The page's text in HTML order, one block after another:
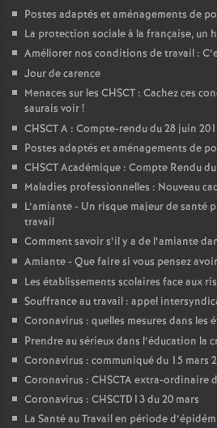
Postes adaptés et aménagements de
La protection sociale à la française, un
Améliorer nos conditions de travail :
Jour de carence
Menaces sur les CHSCT : Cachez ces
saurais voir!
CHSCT A : Compte-rendu du 28 juin
Postes adaptés et aménagements de
CHSCT Académique : Compte Rendu
Maladies professionnelles : Nouveau
L’amiante - Un risque majeur de santé
travail
Comment savoir s’il y a de l’amiante
Amiante - Que faire si vous pensez
Les établissements scolaires face aux
Souffrance au travail : appel
Coronavirus : quelles mesures dans les
Prendre au sérieux dans l’éducation la
Coronavirus : communiqué du 15 mars
Coronavirus : CHSCTA extra-ordinaire
Coronavirus : CHSCTD13 du 20 mars
La Santé au Travail en période